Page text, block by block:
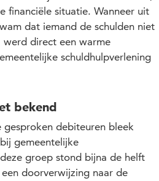
financiële situatie. Wanneer uit
dat iemand de schulden niet
werd direct een warme
schuldhulpverlening
bekend
debiteuren bleek
gemeentelijke
groep stond bijna de helft
doorverwijzing naar de